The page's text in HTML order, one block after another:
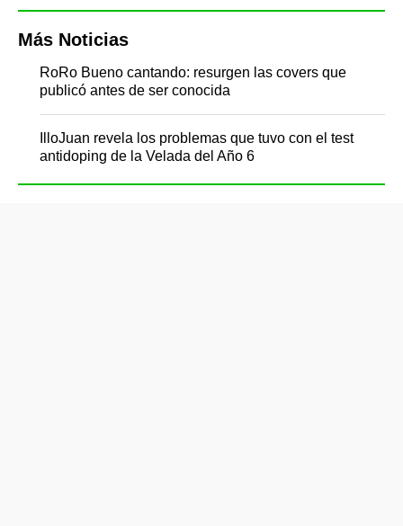
Más Noticias
RoRo Bueno cantando: resurgen las covers que
publicó antes de ser conocida
IlloJuan revela los problemas que tuvo con el test
antidoping de la Velada del Año 6